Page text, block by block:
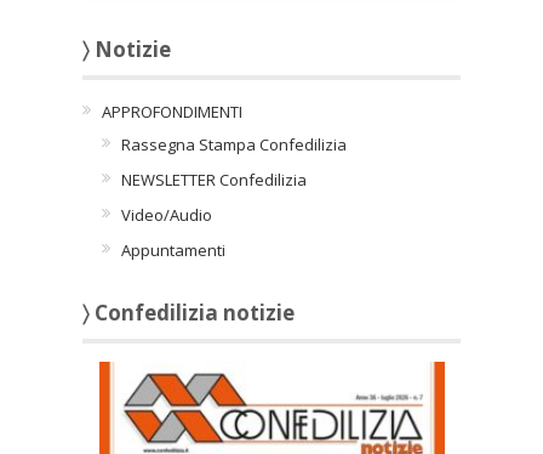
〉 Notizie
APPROFONDIMENTI
Rassegna Stampa Confedilizia
NEWSLETTER Confedilizia
Video/Audio
Appuntamenti
〉 Confedilizia notizie